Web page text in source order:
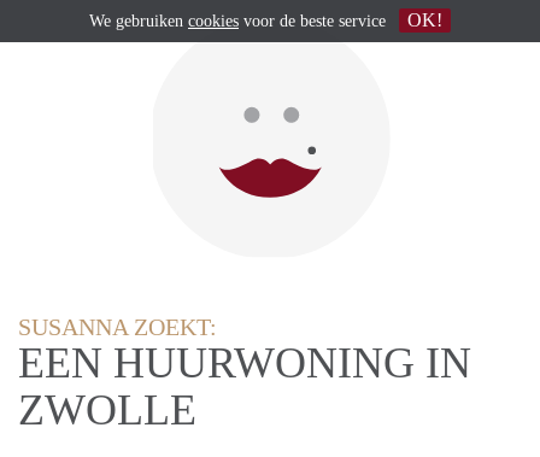
SUSANNA ZOEKT:
EEN HUURWONING IN
ZWOLLE
We gebruiken cookies voor de beste service OK!